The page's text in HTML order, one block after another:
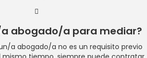
abogado/a para mediar?
a abogado/a no es un requisito previo